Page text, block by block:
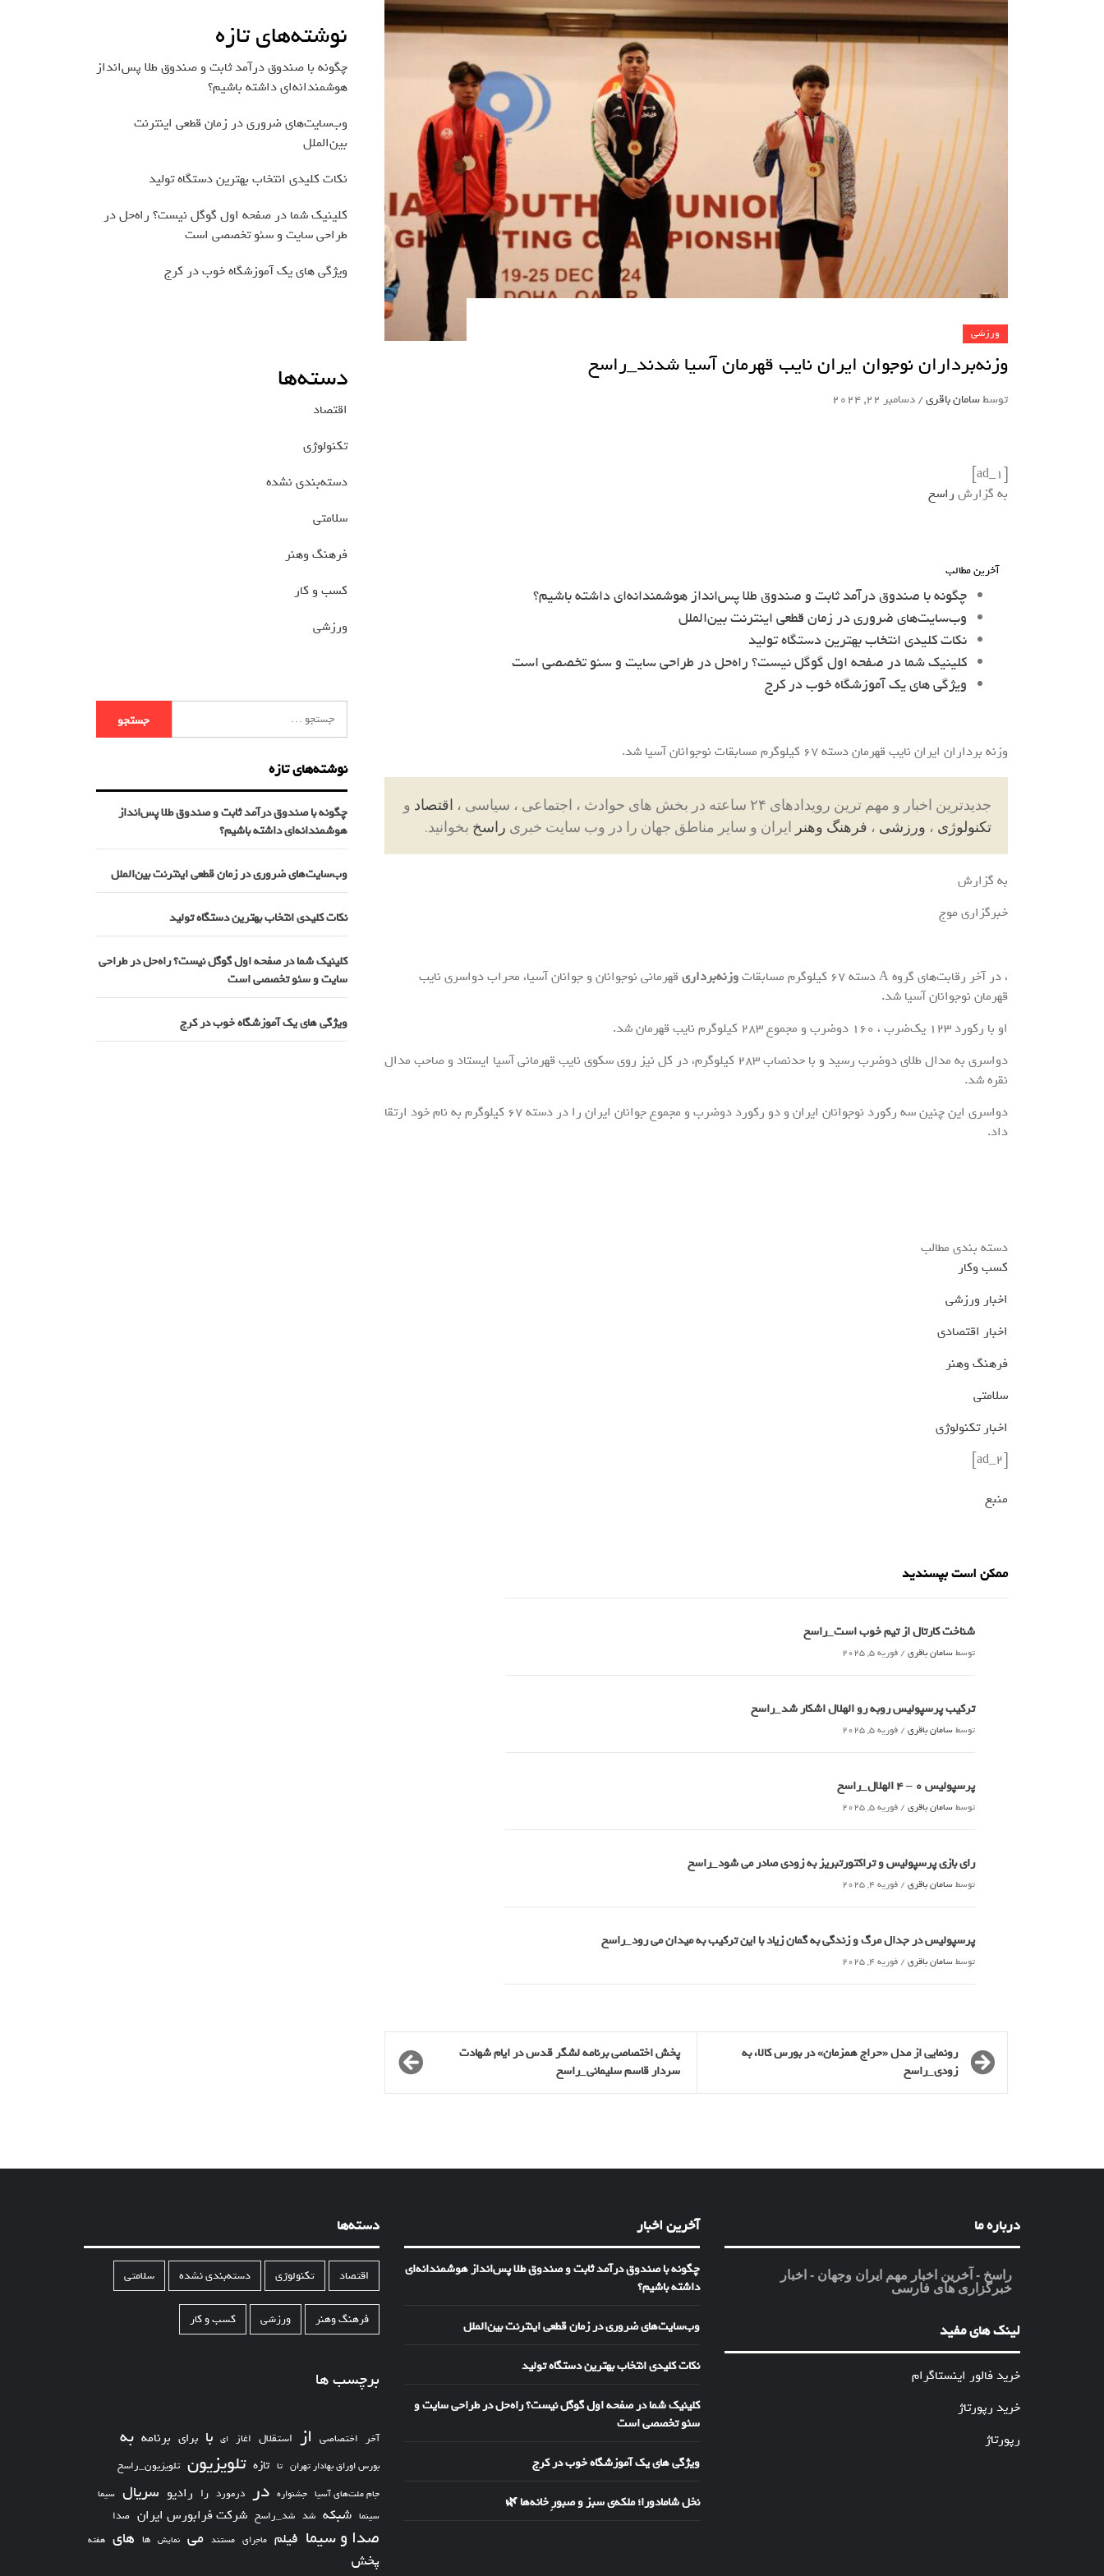
ورزشی
وزنه‌برداران نوجوان ایران نایب قهرمان آسیا شدند_راسخ
توسطسامان باقری/دسامبر 22, 2024
[ad_1]
به گزارش راسخ
آخرین مطالب
چگونه با صندوق درآمد ثابت و صندوق طلا پس‌انداز هوشمندانه‌ای داشته باشیم؟
وب‌سایت‌های ضروری در زمان قطعی اینترنت بین‌الملل
نکات کلیدی انتخاب بهترین دستگاه تولید
کلینیک شما در صفحه اول گوگل نیست؟ راه‌حل در طراحی سایت و سئو تخصصی است
ویژگی های یک آموزشگاه خوب در کرج
وزنه برداران ایران نایب قهرمان دسته ۶۷ کیلوگرم مسابقات نوجوانان آسیا شد.
جدیدترین اخبار و مهم ترین رویدادهای ۲۴ ساعته در بخش های حوادث ، اجتماعی ، سیاسی ، اقتصاد و
تکنولوژی ، ورزشی ، فرهنگ وهنر ایران و سایر مناطق جهان را در وب سایت خبری راسخ بخوانید.
به گزارش
خبرگزاری موج
​، در آخر رقابت‌های گروه A دسته ۶۷ کیلوگرم مسابقات وزنه‌برداریقهرمانی نوجوانان و جوانان آسیا، محراب دواسری نایب
قهرمان نوجوانان آسیا شد.
او با رکورد ۱۲۳ یک‌ضرب ، ۱۶۰ دوضرب و مجموع ۲۸۳ کیلوگرم نایب قهرمان شد.
دواسری به مدال طلای دوضرب رسید و با حدنصاب ۲۸۳ کیلوگرم، در کل نیز روی سکوی نایب قهرمانی آسیا ایستاد و صاحب مدال
نقره شد.
دواسری این چنین سه رکورد نوجوانان ایران و دو رکورد دوضرب و مجموع جوانان ایران را در دسته ۶۷ کیلوگرم به نام خود ارتقا
داد.
دسته بندی مطالب
کسب وکار
اخبار ورزشی
اخبار اقتصادی
فرهنگ وهنر
سلامتی
اخبار تکنولوژی
[ad_2]
منبع
ممکن است بپسندید
شناخت کارتال از تیم خوب است_راسخ
توسطسامان باقری / فوریه 5, 2025
ترکیب پرسپولیس روبه رو الهلال اشکار شد_راسخ
توسطسامان باقری / فوریه 5, 2025
پرسپولیس 0 – ۴ الهلال_راسخ
توسطسامان باقری / فوریه 5, 2025
رای بازی پرسپولیس و تراکتورتبریز به زودی صادر می شود_راسخ
توسطسامان باقری / فوریه 4, 2025
پرسپولیس در جدال مرگ و زندگی به گمان زیاد با این ترکیب به میدان می رود_راسخ
توسطسامان باقری / فوریه 4, 2025
رونمایی از مدل «حراج همزمان» در بورس کالا، به
زودی_راسخ
پخش اختصاصی برنامه لشگر قدس در ایام شهادت
سردار قاسم سلیمانی_راسخ
نوشته‌های تازه
چگونه با صندوق درآمد ثابت و صندوق طلا پس‌انداز
هوشمندانه‌ای داشته باشیم؟
وب‌سایت‌های ضروری در زمان قطعی اینترنت
بین‌الملل
نکات کلیدی انتخاب بهترین دستگاه تولید
کلینیک شما در صفحه اول گوگل نیست؟ راه‌حل در
طراحی سایت و سئو تخصصی است
ویژگی های یک آموزشگاه خوب در کرج
دسته‌ها
اقتصاد
تکنولوژی
دسته‌بندی نشده
سلامتی
فرهنگ وهنر
کسب و کار
ورزشی
نوشته‌های تازه
چگونه با صندوق درآمد ثابت و صندوق طلا پس‌انداز
هوشمندانه‌ای داشته باشیم؟
وب‌سایت‌های ضروری در زمان قطعی اینترنت بین‌الملل
نکات کلیدی انتخاب بهترین دستگاه تولید
کلینیک شما در صفحه اول گوگل نیست؟ راه‌حل در طراحی
سایت و سئو تخصصی است
ویژگی های یک آموزشگاه خوب در کرج
درباره ما
راسخ - آخرین اخبار مهم ایران وجهان - اخبار
خبرگزاری های فارسی
لینک های مفید
خرید فالور اینستاگرام
خرید رپورتاژ
رپورتاژ
آخرین اخبار
چگونه با صندوق درآمد ثابت و صندوق طلا پس‌انداز هوشمندانه‌ای
داشته باشیم؟
وب‌سایت‌های ضروری در زمان قطعی اینترنت بین‌الملل
نکات کلیدی انتخاب بهترین دستگاه تولید
کلینیک شما در صفحه اول گوگل نیست؟ راه‌حل در طراحی سایت و
سئو تخصصی است
ویژگی های یک آموزشگاه خوب در کرج
نخل شامادورا؛ ملکه‌ی سبز و صبورِ خانه‌ها 🌿
دسته‌ها
اقتصاد تکنولوژی دسته‌بندی نشده سلامتی
فرهنگ وهنر ورزشی کسب و کار
برچسب ها
آخر اختصاصی از استقلال اغاز ای با برای برنامه به
بورس اوراق بهادار تهران تا تازه تلویزیون تلویزیون_راسخ
جام ملت‌های آسیا جشنواره در درمورد را رادیو سریال سیما
سینما شبکه شد شد_راسخ شرکت فرابورس ایران صدا
صدا و سیما فیلم ماجرای مستند می نمایش ها های هفته
پخش